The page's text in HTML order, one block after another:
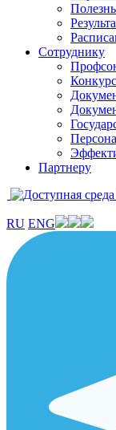
Сотруднику
Партнеру
RU ENG